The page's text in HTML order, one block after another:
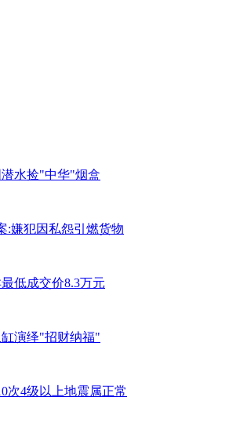
水捡"中华"烟盒
:嫌犯因私怨引燃货物
最低成交价8.3万元
演绎"招财纳福"
次4级以上地震属正常